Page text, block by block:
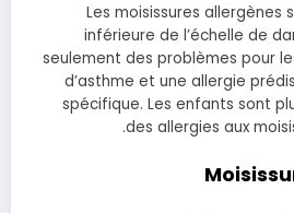
Les moisissures allergènes
inférieure de l’échelle de
seulement des problèmes pour
d’asthme et une allergie
spécifique. Les enfants sont
des allergies aux